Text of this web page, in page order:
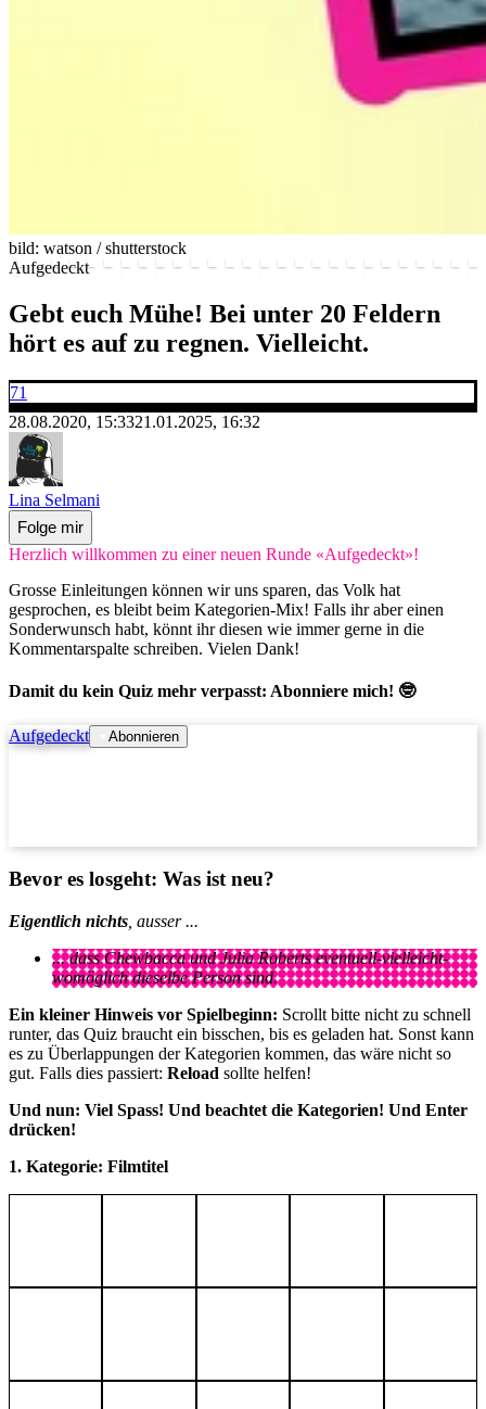
bild: watson / shutterstock
Aufgedeckt
Gebt euch Mühe! Bei unter 20 Feldern
hört es auf zu regnen. Vielleicht.
71
28.08.2020, 15:3321.01.2025, 16:32
Lina Selmani
Folge mir
Herzlich willkommen zu einer neuen Runde «Aufgedeckt»!
Grosse Einleitungen können wir uns sparen, das Volk hat
gesprochen, es bleibt beim Kategorien-Mix! Falls ihr aber einen
Sonderwunsch habt, könnt ihr diesen wie immer gerne in die
Kommentarspalte schreiben. Vielen Dank!
Damit du kein Quiz mehr verpasst: Abonniere mich! 🤓
Aufgedeckt Abonnieren
Bevor es losgeht: Was ist neu?
Eigentlich nichts , ausser ...
... dass Chewbacca und Julia Roberts eventuell-vielleicht-
womöglich dieselbe Person sind.
Ein kleiner Hinweis vor Spielbeginn: Scrollt bitte nicht zu schnell
runter, das Quiz braucht ein bisschen, bis es geladen hat. Sonst kann
es zu Überlappungen der Kategorien kommen, das wäre nicht so
gut. Falls dies passiert: Reload sollte helfen!
Und nun: Viel Spass! Und beachtet die Kategorien! Und Enter
drücken!
1. Kategorie: Filmtitel